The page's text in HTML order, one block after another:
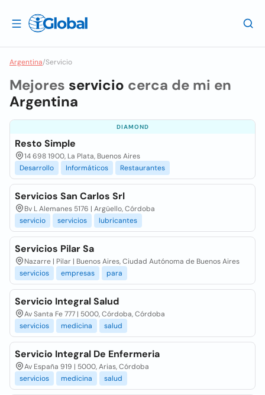
Argentina/Servicio
Mejores servicio cerca de mi en
Argentina
DIAMOND
Resto Simple
14 698 1900, La Plata, Buenos Aires
Desarrollo
Informáticos Restaurantes
Servicios San Carlos Srl
Bv L Alemanes 5176 | Argüello, Córdoba
servicio
servicios lubricantes
Servicios Pilar Sa
Nazarre | Pilar | Buenos Aires, Ciudad Autónoma de Buenos Aires
servicios
empresas para
Servicio Integral Salud
Av Santa Fe 777 | 5000, Córdoba, Córdoba
servicios
medicina salud
Servicio Integral De Enfermeria
Av España 919 | 5000, Arias, Córdoba
servicios
medicina salud